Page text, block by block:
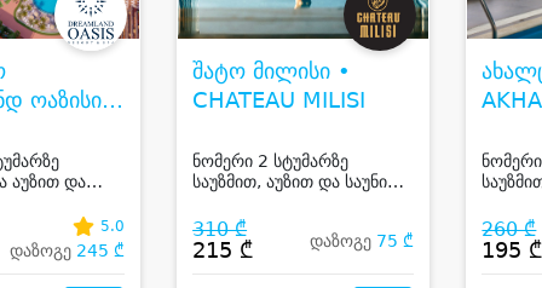
ოაზისი •
აუზით და
5.0
დაზოგე 245 ₾
შატო მილისი •
CHATEAU MILISI
ნომერი 2 სტუმარზე
საუზმით, აუზით და საუნით
310 ₾
215 ₾ დაზოგე 75 ₾ 260 ₾
195 ₾